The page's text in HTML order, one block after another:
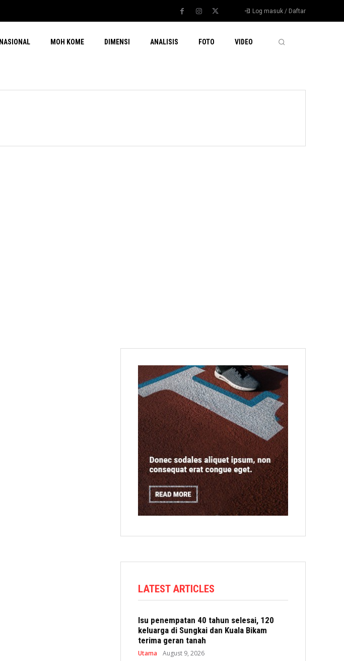
Log masuk / Daftar
NASIONAL MOH KOME DIMENSI ANALISIS FOTO VIDEO
LATEST ARTICLES
Isu penempatan 40 tahun selesai, 120
keluarga di Sungkai dan Kuala Bikam
terima geran tanah
Utama August 9, 2026